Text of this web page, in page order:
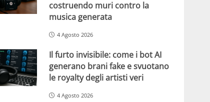
costruendo muri contro la
musica generata
4 Agosto 2026
Il furto invisibile: come i bot AI
generano brani fake e svuotano
le royalty degli artisti veri
4 Agosto 2026